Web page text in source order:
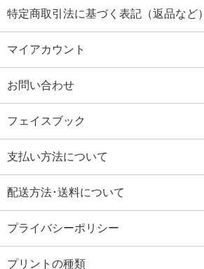
特定商取引法に基づく表記（返品など）
マイアカウント
お問い合わせ
フェイスブック
支払い方法について
配送方法･送料について
プライバシーポリシー
プリントの種類